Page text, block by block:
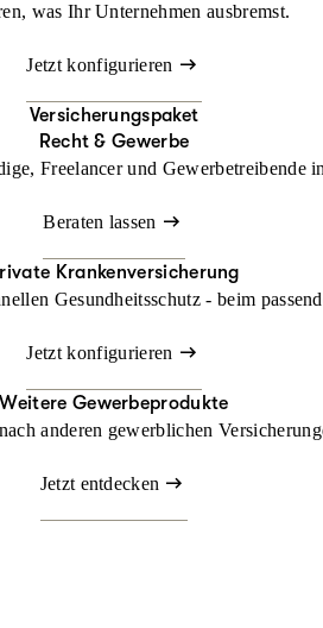
was Ihr Unternehmen ausbremst.
Jetzt konfigurieren
Versicherungspaket
Recht & Gewerbe
Freelancer und
Beraten lassen
Krankenversicherung
Gesundheitsschutz - beim
Jetzt konfigurieren
Weitere Gewerbeprodukte
anderen gewerblichen
Jetzt entdecken